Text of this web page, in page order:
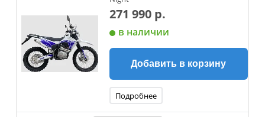
271 990 р.
в наличии
Добавить в корзину
Подробнее